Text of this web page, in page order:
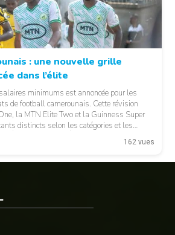
: une nouvelle grille
dans l’élite
minimums est annoncée pour les
de football camerounais. Cette révision
la MTN Elite Two et la Guinness Super
distincts selon les catégories et les
LA PUBLICITÉ Selon les informations
[…]
162 vues